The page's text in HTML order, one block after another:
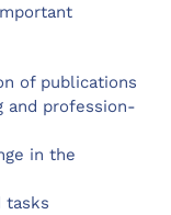
of publications
and profession-
in the
tasks